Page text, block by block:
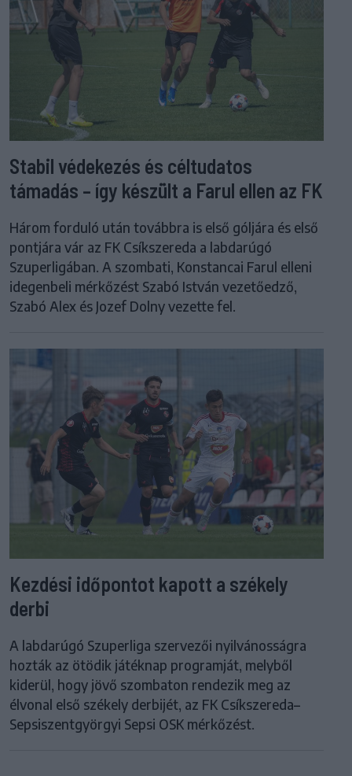
Stabil védekezés és céltudatos
támadás – így készült a Farul ellen az FK
Három forduló után továbbra is első góljára és első
pontjára vár az FK Csíkszereda a labdarúgó
Szuperligában. A szombati, Konstancai Farul elleni
idegenbeli mérkőzést Szabó István vezetőedző,
Szabó Alex és Jozef Dolny vezette fel.
Kezdési időpontot kapott a székely
derbi
A labdarúgó Szuperliga szervezői nyilvánosságra
hozták az ötödik játéknap programját, melyből
kiderül, hogy jövő szombaton rendezik meg az
élvonal első székely derbijét, az FK Csíkszereda–
Sepsiszentgyörgyi Sepsi OSK mérkőzést.